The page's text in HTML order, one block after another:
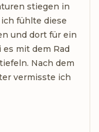
stiegen in
fühlte diese
und dort für ein
es mit dem Rad
Nach dem
vermisste ich